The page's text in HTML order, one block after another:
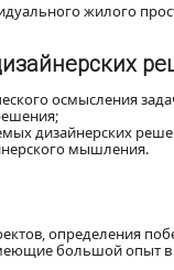
жилого
осмысления
дизайнерских
мышления.
определения
большой опыт